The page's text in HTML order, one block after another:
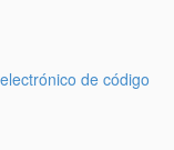
de código